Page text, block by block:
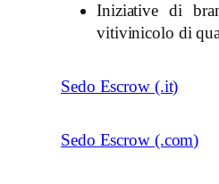
Iniziative di
vitivinicolo di
Sedo Escrow (.it)
Sedo Escrow (.com)